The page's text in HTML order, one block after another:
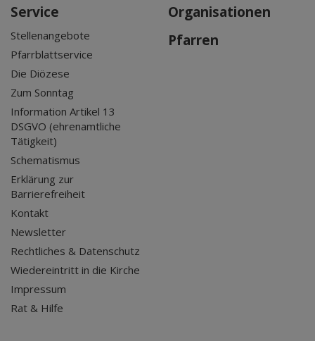
Service
Stellenangebote
Pfarrblattservice
Die Diözese
Zum Sonntag
Information Artikel 13
DSGVO (ehrenamtliche
Tätigkeit)
Schematismus
Erklärung zur
Barrierefreiheit
Kontakt
Newsletter
Rechtliches & Datenschutz
Wiedereintritt in die Kirche
Impressum
Rat & Hilfe
Organisationen
Pfarren